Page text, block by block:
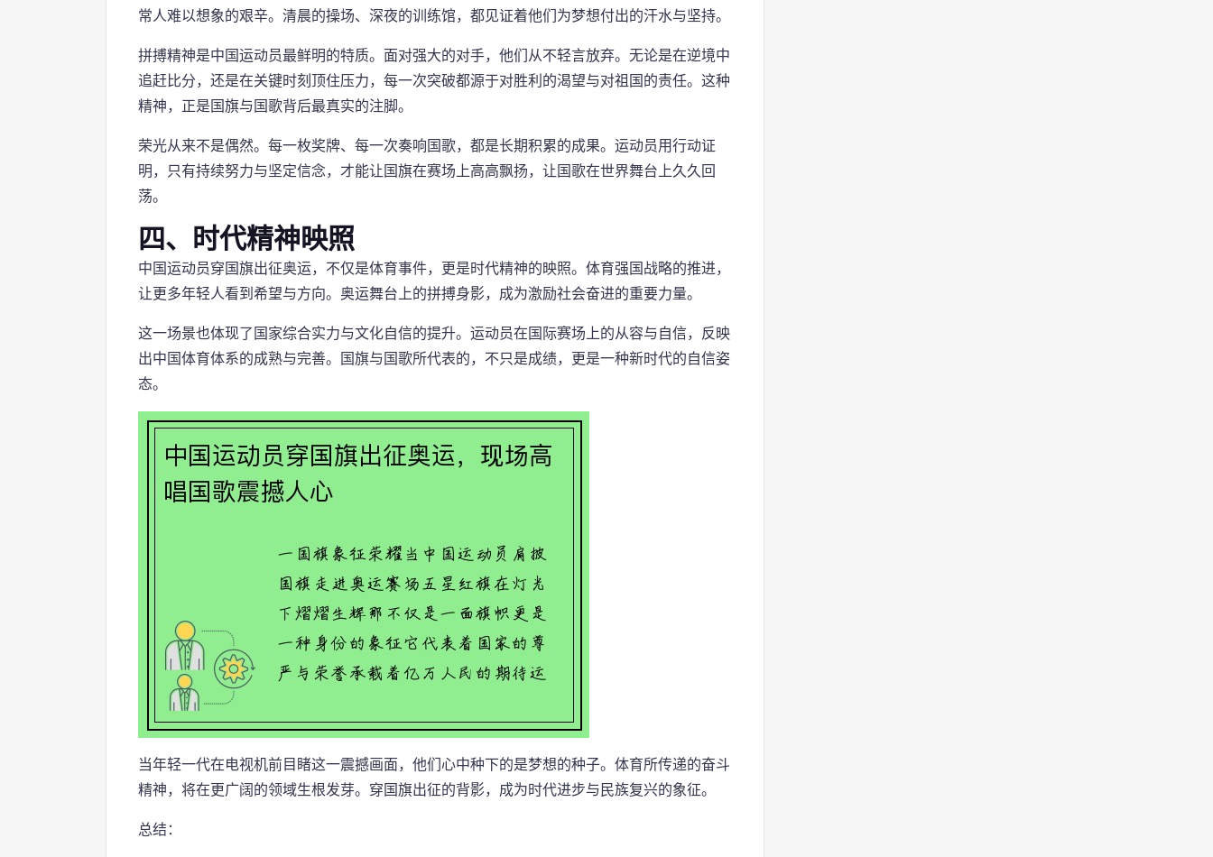
常人难以想象的艰辛。清晨的操场、深夜的训练馆，都见证着他们为梦想付出的汗水与坚持。
拼搏精神是中国运动员最鲜明的特质。面对强大的对手，他们从不轻言放弃。无论是在逆境中
追赶比分，还是在关键时刻顶住压力，每一次突破都源于对胜利的渴望与对祖国的责任。这种
精神，正是国旗与国歌背后最真实的注脚。
荣光从来不是偶然。每一枚奖牌、每一次奏响国歌，都是长期积累的成果。运动员用行动证
明，只有持续努力与坚定信念，才能让国旗在赛场上高高飘扬，让国歌在世界舞台上久久回
荡。
四、时代精神映照
中国运动员穿国旗出征奥运，不仅是体育事件，更是时代精神的映照。体育强国战略的推进，
让更多年轻人看到希望与方向。奥运舞台上的拼搏身影，成为激励社会奋进的重要力量。
这一场景也体现了国家综合实力与文化自信的提升。运动员在国际赛场上的从容与自信，反映
出中国体育体系的成熟与完善。国旗与国歌所代表的，不只是成绩，更是一种新时代的自信姿
态。
当年轻一代在电视机前目睹这一震撼画面，他们心中种下的是梦想的种子。体育所传递的奋斗
精神，将在更广阔的领域生根发芽。穿国旗出征的背影，成为时代进步与民族复兴的象征。
总结：